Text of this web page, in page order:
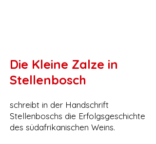
Die Kleine Zalze in
Stellenbosch
schreibt in der Handschrift
Stellenboschs die Erfolgsgeschichte
des südafrikanischen Weins.